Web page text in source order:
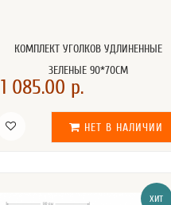
КОМПЛЕКТ УГОЛКОВ УДЛИНЕННЫЕ
ЗЕЛЕНЫЕ 90*70СМ
1 085.00 р.
НЕТ В НАЛИЧИИ
ХИТ